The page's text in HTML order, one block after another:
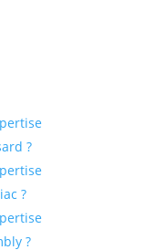
?
?
?